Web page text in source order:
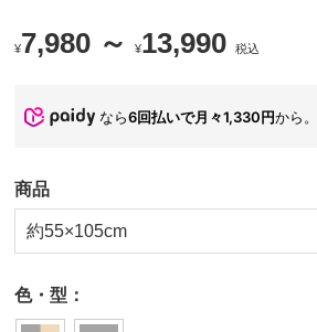
¥7,980 ～¥13,990 税込
なら6回払いで月々1,330円から
商品
約55×105cm
色・型：